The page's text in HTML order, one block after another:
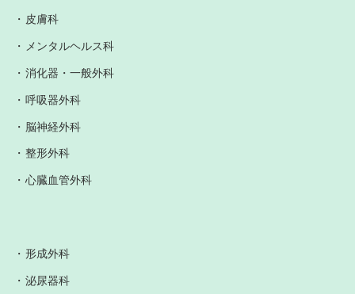
皮膚科
メンタルヘルス科
消化器・一般外科
呼吸器外科
脳神経外科
整形外科
心臓血管外科
形成外科
泌尿器科